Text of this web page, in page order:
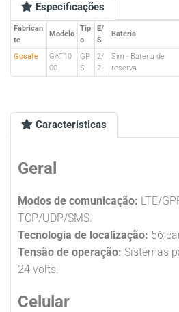
Especificações
Fabrican
te
Modelo
Tip
o
E/
S
Bateria
Gosafe
GAT10
00
GP
S
2/
2
Sim - Bateria de
reserva
Caracteristicas
Geral
Modos de comunicação: LTE/
TCP/UDP/SMS.
Tecnologia de localização: 56
Tensão de operação: Sistemas
24 volts.
Celular